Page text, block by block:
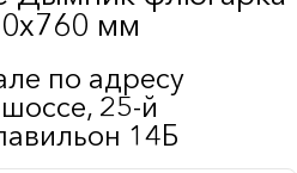
мм
по адресу
25-й
14Б